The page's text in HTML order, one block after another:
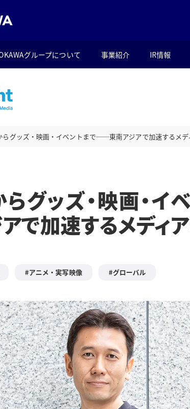
グループについて 事業紹介 IR情報
らグッズ・映画・イベントまで──東南アジアで加速するメデ
グッズ・映画・
で加速するメディ
アニメ・実写映像 グローバル